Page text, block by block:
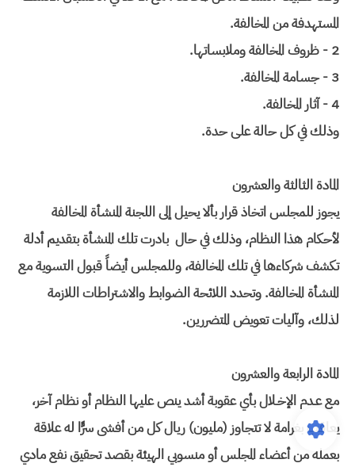
المستهدفة من المخالفة.
2 - ظروف المخالفة وملابساتها.
3 - جسامة المخالفة.
4 - آثار المخالفة.
وذلك في كل حالة على حدة.
المادة الثالثة والعشرون
يجوز للمجلس اتخاذ قرار بألا يحيل إلى اللجنة المنشأة المخالفة
لأحكام هذا النظام، وذلك في حال بادرت تلك المنشأة بتقديم أدلة
تكشف شركاءها في تلك المخالفة، وللمجلس أيضاً قبول التسوية مع
المنشأة المخالفة. وتحدد اللائحة الضوابط والاشتراطات اللازمة
لذلك، وآليات تعويض المتضررين.
المادة الرابعة والعشرون
مع عـدم الإخـلال بأي عقوبة أشد ينص عليها النظام أو نظام آخر،
يعاقب بغرامة لا تتجاوز (مليون) ريال كل من أفشى سرًّا له علاقة
بعمله من أعضاء المجلس أو منسوبي الهيئة بقصد تحقيق نفع مادي